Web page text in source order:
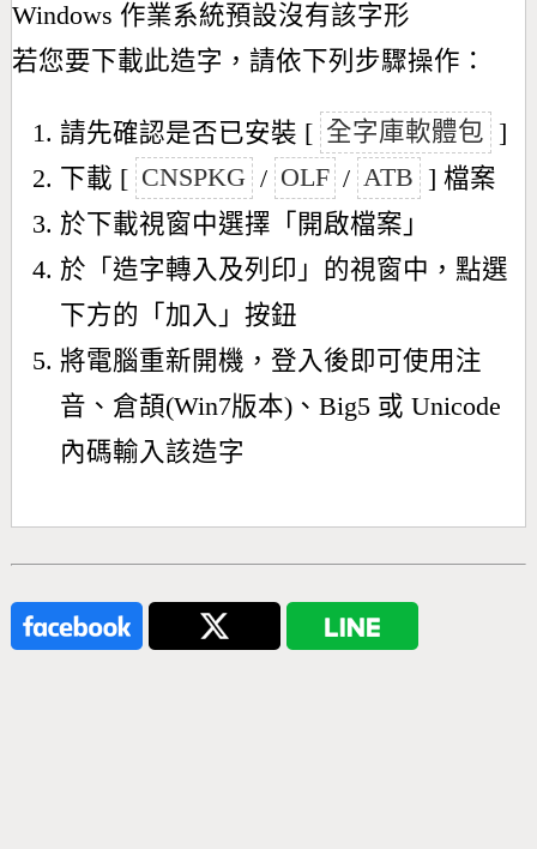
Windows 作業系統預設沒有該字形
若您要下載此造字，請依下列步驟操作：
請先確認是否已安裝 [ 全字庫軟體包 ]
下載 [ CNSPKG / OLF / ATB ] 檔案
於下載視窗中選擇「開啟檔案」
於「造字轉入及列印」的視窗中，點選
下方的「加入」按鈕
將電腦重新開機，登入後即可使用注
音、倉頡(Win7版本)、Big5 或 Unicode
內碼輸入該造字